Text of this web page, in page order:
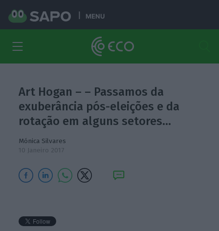
MENU
Art Hogan – – Passamos da
exuberância pós-eleições e da
rotação em alguns setores…
Mónica Silvares
10 Janeiro 2017